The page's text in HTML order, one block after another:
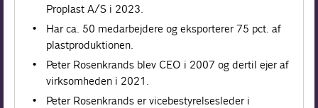
Proplast A/S i 2023.
Har ca. 50 medarbejdere og eksporterer 75 pct. af
plastproduktionen.
Peter Rosenkrands blev CEO i 2007 og dertil ejer af
virksomheden i 2021.
Peter Rosenkrands er vicebestyrelsesleder i